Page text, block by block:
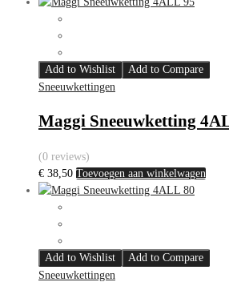
Add to Wishlist
Add to Compare
Sneeuwkettingen
Maggi Sneeuwketting
(0 reviews)
€ 38,50 Toevoegen aan winkelwagen
Add to Wishlist
Add to Compare
Sneeuwkettingen